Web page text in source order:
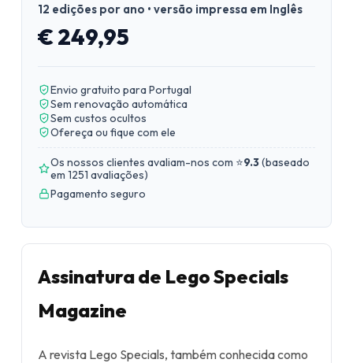
12 edições por ano • versão impressa em Inglês
€ 249,95
Envio gratuito para Portugal
Sem renovação automática
Sem custos ocultos
Ofereça ou fique com ele
Os nossos clientes avaliam-nos com ⭐9.3(baseado
em 1251 avaliações)
Pagamento seguro
Assinatura de Lego Specials
Magazine
A revista Lego Specials, também conhecida como